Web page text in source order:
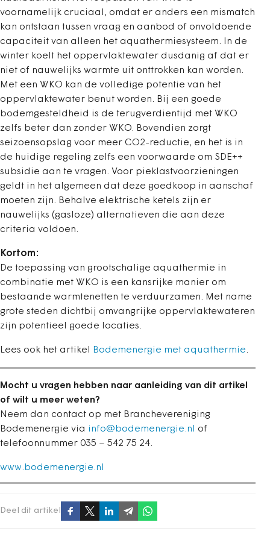
voornamelijk cruciaal, omdat er anders een mismatch
kan ontstaan tussen vraag en aanbod of onvoldoende
capaciteit van alleen het aquathermiesysteem. In de
winter koelt het oppervlaktewater dusdanig af dat er
niet of nauwelijks warmte uit onttrokken kan worden.
Met een WKO kan de volledige potentie van het
oppervlaktewater benut worden. Bij een goede
bodemgesteldheid is de terugverdientijd met WKO
zelfs beter dan zonder WKO. Bovendien zorgt
seizoensopslag voor meer CO2-reductie, en het is in
de huidige regeling zelfs een voorwaarde om SDE++
subsidie aan te vragen. Voor pieklastvoorzieningen
geldt in het algemeen dat deze goedkoop in aanschaf
moeten zijn. Behalve elektrische ketels zijn er
nauwelijks (gasloze) alternatieven die aan deze
criteria voldoen.
Kortom:
De toepassing van grootschalige aquathermie in
combinatie met WKO is een kansrijke manier om
bestaande warmtenetten te verduurzamen. Met name
grote steden dichtbij omvangrijke oppervlaktewateren
zijn potentieel goede locaties.
Lees ook het artikel Bodemenergie met aquathermie.
Mocht u vragen hebben naar aanleiding van dit artikel
of wilt u meer weten?
Neem dan contact op met Branchevereniging
Bodemenergie via info@bodemenergie.nl
of
telefoonnummer 035 – 542 75 24.
www.bodemenergie.nl
Deel dit artikel